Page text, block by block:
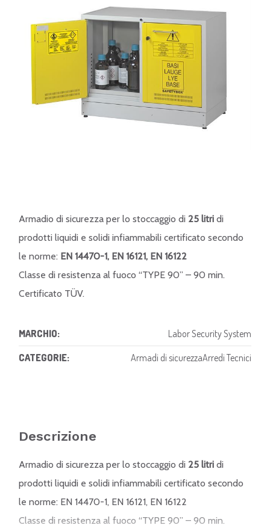
Armadio di sicurezza per lo stoccaggio di 25 litri di
prodotti liquidi e solidi infiammabili certificato secondo
le norme: EN 14470-1, EN 16121, EN 16122
Classe di resistenza al fuoco “TYPE 90” – 90 min.
Certificato TÜV.
MARCHIO:
Labor Security System
CATEGORIE:
Armadi di sicurezzaArredi Tecnici
Descrizione
Armadio di sicurezza per lo stoccaggio di 25 litri di
prodotti liquidi e solidi infiammabili certificato secondo
le norme: EN 14470-1, EN 16121, EN 16122
Classe di resistenza al fuoco “TYPE 90” – 90 min.